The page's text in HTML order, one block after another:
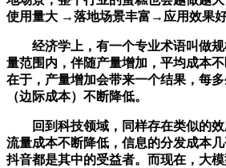
使用量大 →落地场景丰富→应用效果好
经济学上，有一个专业术语叫做规
量范围内，伴随产量增加，平均成本
在于，产量增加会带来一个结果，每
（边际成本）不断降低。
回到科技领域，同样存在类似的效
流量成本不断降低，信息的分发成本几
抖音都是其中的受益者。而现在，大